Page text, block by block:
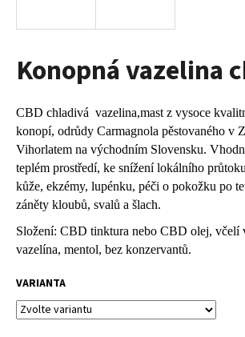
Konopná vazelina
CBD chladivá vazelina,mast z vysoce
konopí, odrůdy Carmagnola pěstovaného v
Vihorlatem na východním Slovensku.
teplém prostředí, ke snížení lokálního
kůže, ekzémy, lupénku, péči o pokožku po
záněty kloubů, svalů a šlach.
Složení: CBD tinktura nebo CBD olej, včelí
vazelína, mentol, bez konzervantů.
VARIANTA
í
t
?
HLEDAT